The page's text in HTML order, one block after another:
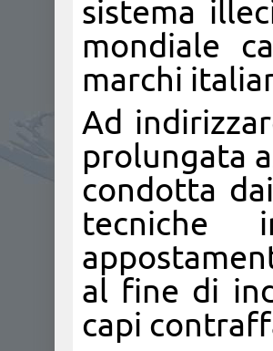
sistema
mondiale
marchi
Ad
prolungata
condotta
tecniche
al fine di
capi